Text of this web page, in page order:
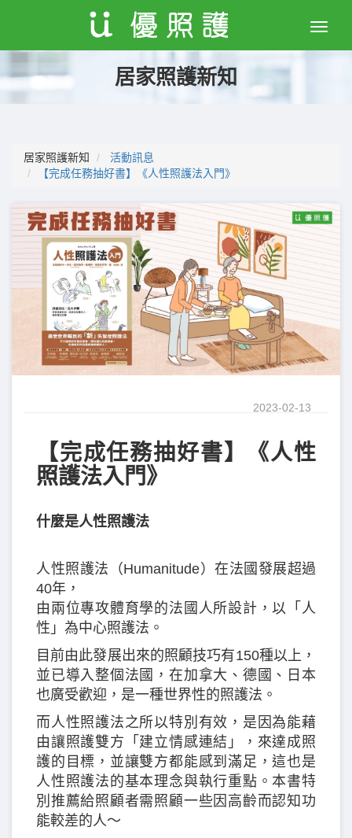
Toggle
居家照護新知
居家照護新知
活動訊息
【完成任務抽好書】《人性照護法入門》
2023-02-13
【完成任務抽好書】《人性
照護法入門》
什麼是人性照護法
人性照護法（Humanitude）在法國發展超過
40年，
由兩位專攻體育學的法國人所設計，以「人
性」為中心照護法。
目前由此發展出來的照顧技巧有150種以上，
並已導入整個法國，在加拿大、德國、日本
也廣受歡迎，是一種世界性的照護法。
而人性照護法之所以特別有效，是因為能藉
由讓照護雙方「建立情感連結」，來達成照
護的目標，並讓雙方都能感到滿足，這也是
人性照護法的基本理念與執行重點。本書特
別推薦給照顧者需照顧一些因高齡而認知功
能較差的人～